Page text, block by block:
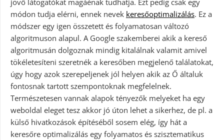
módon tudja elérni, ennek nevek keresőoptimalizálás. Ez a
módszer egy igen összetett és folyamatosan változó
algoritmuson alapul. A Google szakemberei akik a kereső
algoritmusán dolgoznak mindig kitalálnak valamit amivel
tökéletesíteni szeretnék a keresőben megjelenő találatokat,
úgy hogy azok szerepeljenek jól helyen akik az Ő általuk
fontosnak tartott szempontoknak megfelelnek.
Természetesen vannak alapok tényezők melyeket ha egy
weboldal eleget tesz akkor jó úton lehet a sikerhez, de pl. a
külső hivatkozások építéséből sosem elég, így hát a
keresőre optimalizálás egy folyamatos és szisztematikus